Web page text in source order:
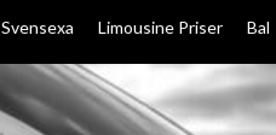
Svensexa Limousine Priser Bal